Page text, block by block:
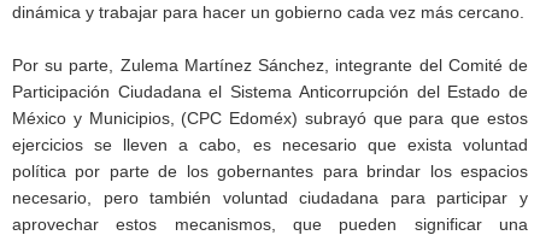
dinámica y trabajar para hacer un gobierno cada vez más cercano.
Por su parte, Zulema Martínez Sánchez, integrante del Comité de
Participación Ciudadana el Sistema Anticorrupción del Estado de
México y Municipios, (CPC Edoméx) subrayó que para que estos
ejercicios se lleven a cabo, es necesario que exista voluntad
política por parte de los gobernantes para brindar los espacios
necesario, pero también voluntad ciudadana para participar y
aprovechar estos mecanismos, que pueden significar una